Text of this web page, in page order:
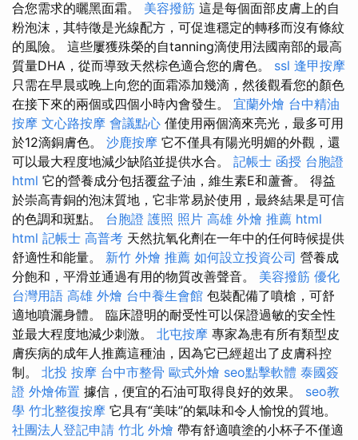
合您需求的曬黑面霜。 美容撥筋 這是每個面部皮膚上的自
粉泡沫，其特徵是光線配方，可促進穩定的轉移而沒有條紋
的風險。 這些屢獲殊榮的自tanning滴使用法國南部的最高
質量DHA，從而導致天然棕色適合您的膚色。 ssl 逢甲按摩
只需在早晨或晚上向您的面霜添加幾滴，然後觀看您的顏色
在接下來的兩個或四個小時內會發生。 宜蘭外燴 台中精油
按摩 文心路按摩 會議點心 僅使用兩個滴來亮光，最多可用
於12滴銅膚色。 沙鹿按摩 它不僅具有陽光明媚的外觀，還
可以最大程度地減少缺陷並提供水合。 記帳士 函授 台胞證
html 它的營養成分包括覆盆子油，維生素E和蘆薈。 得益
於崇高青銅的泡沫質地，它非常易於使用，最終結果是可信
的色調和斑點。 台胞證 護照 照片 高雄 外燴 推薦 html
html 記帳士 高普考 天然抗氧化劑在一年中的任何時候提供
舒適性和能量。 新竹 外燴 推薦 如何設立投資公司 營養成
分飽和，平滑並通過有用的物質改善聲音。 美容撥筋 優化
台灣用語 高雄 外燴 台中養生會館 包裝配備了噴槍，可舒
適地噴灑身體。 臨床證明的耐受性可以保證過敏的安全性
並最大程度地減少刺激。 北屯按摩 專家為患有所有類型皮
膚疾病的成年人推薦這種油，因為它已經超出了皮膚科控
制。 北投 按摩 台中市整骨 歐式外燴 seo點擊軟體 泰國簽
證 外燴佈置 據信，便宜的石油可取得良好的效果。 seo教
學 竹北整復按摩 它具有“美味”的氣味和令人愉悅的質地。
社團法人登記申請 竹北 外燴 帶有舒適噴塗的小杯子不僅適